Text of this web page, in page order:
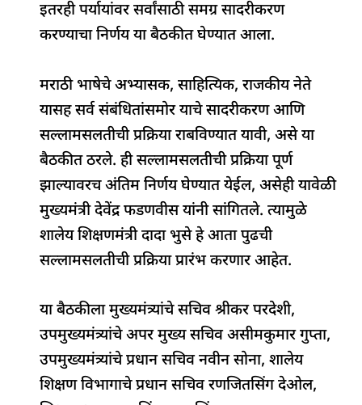
इतरही पर्यायांवर सर्वांसाठी समग्र सादरीकरण
करण्याचा निर्णय या बैठकीत घेण्यात आला.
मराठी भाषेचे अभ्यासक, साहित्यिक, राजकीय नेते
यासह सर्व संबंधितांसमोर याचे सादरीकरण आणि
सल्लामसलतीची प्रक्रिया राबविण्यात यावी, असे या
बैठकीत ठरले. ही सल्लामसलतीची प्रक्रिया पूर्ण
झाल्यावरच अंतिम निर्णय घेण्यात येईल, असेही यावेळी
मुख्यमंत्री देवेंद्र फडणवीस यांनी सांगितले. त्यामुळे
शालेय शिक्षणमंत्री दादा भुसे हे आता पुढची
सल्लामसलतीची प्रक्रिया प्रारंभ करणार आहेत.
या बैठकीला मुख्यमंत्र्यांचे सचिव श्रीकर परदेशी,
उपमुख्यमंत्र्यांचे अपर मुख्य सचिव असीमकुमार गुप्ता,
उपमुख्यमंत्र्यांचे प्रधान सचिव नवीन सोना, शालेय
शिक्षण विभागाचे प्रधान सचिव रणजितसिंग देओल,